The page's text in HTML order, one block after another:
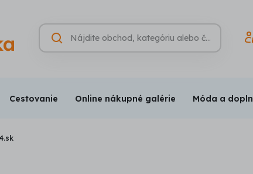
Hľadať
Cestovanie Online nákupné galérie Móda a